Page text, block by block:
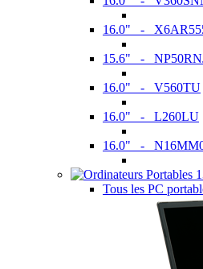
16.0" -
15.6" -
16.0" - V560TU
16.0" - L260LU
16.0" -
Tous les PC